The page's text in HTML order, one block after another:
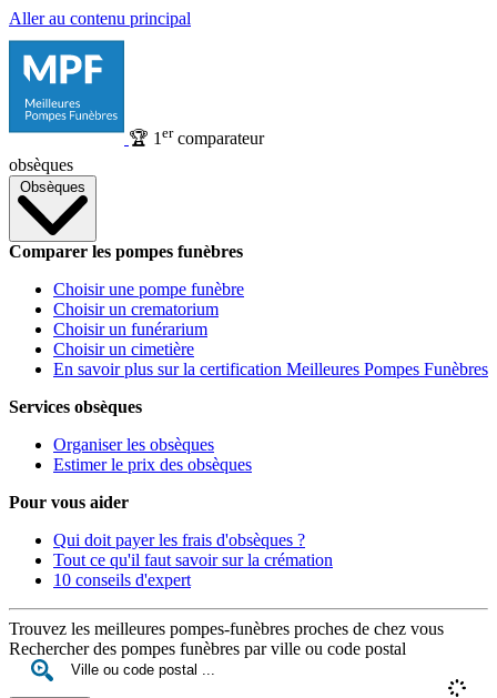
Aller au contenu principal
🏆 1 ercomparateur
obsèques
Obsèques
Comparer les pompes funèbres
Choisir une pompe funèbre
Choisir un crematorium
Choisir un funérarium
Choisir un cimetière
En savoir plus sur la certification Meilleures Pompes Funèbres
Services obsèques
Organiser les obsèques
Estimer le prix des obsèques
Pour vous aider
Qui doit payer les frais d'obsèques ?
Tout ce qu'il faut savoir sur la crémation
10 conseils d'expert
Trouvez les meilleures pompes-funèbres proches de chez vous
Rechercher des pompes funèbres par ville ou code postal